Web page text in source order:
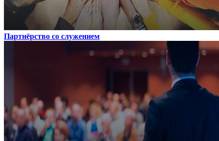
Партнёрство со служением